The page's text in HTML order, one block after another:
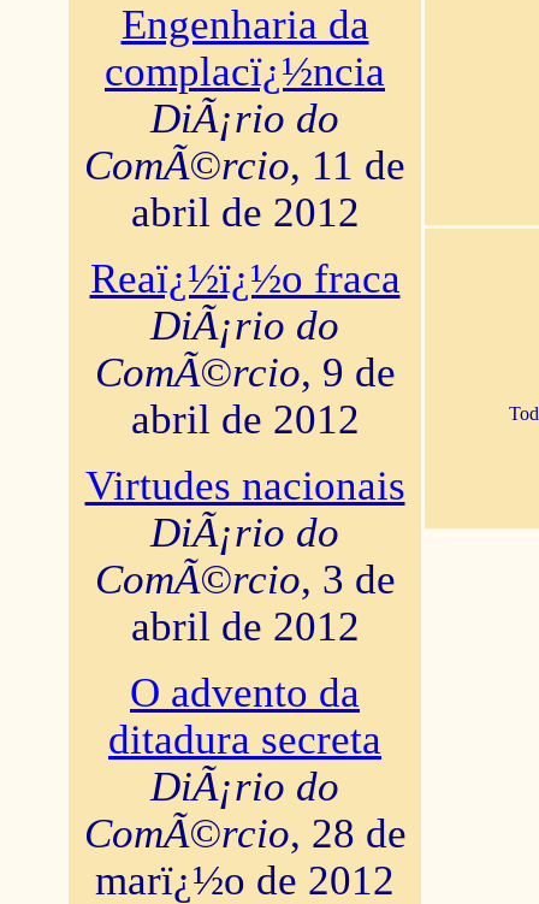
Engenharia da
complacï¿½ncia
DiÃ¡rio do
ComÃ©rcio, 11 de
abril de 2012
Reaï¿½ï¿½o fraca
DiÃ¡rio do
ComÃ©rcio, 9 de
abril de 2012
Virtudes nacionais
DiÃ¡rio do
ComÃ©rcio, 3 de
abril de 2012
O advento da
ditadura secreta
DiÃ¡rio do
ComÃ©rcio, 28 de
marï¿½o de 2012